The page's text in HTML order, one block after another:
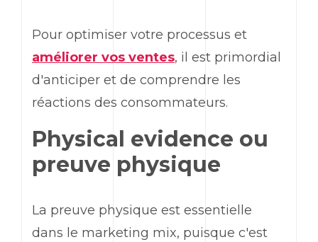
Pour optimiser votre processus et
améliorer vos ventes, il est primordial
d'anticiper et de comprendre les
réactions des consommateurs.
Physical evidence ou
preuve physique
La preuve physique est essentielle
dans le marketing mix, puisque c'est